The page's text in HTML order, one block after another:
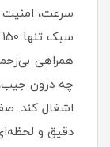
سرعت، امنیت
همراهی
چه درون
اشغال کند.
دقیق و